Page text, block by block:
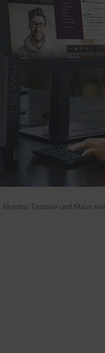
Monitor, Tastatur und Maus